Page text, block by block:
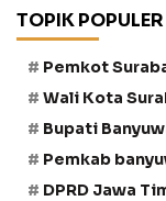
TOPIK POPULER
Pemkot
Wali Kota
Bupati
Pemkab
DPRD Jawa